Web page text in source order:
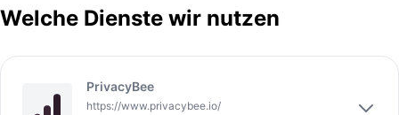
Welche Dienste wir nutzen
PrivacyBee
https://www.privacybee.io/